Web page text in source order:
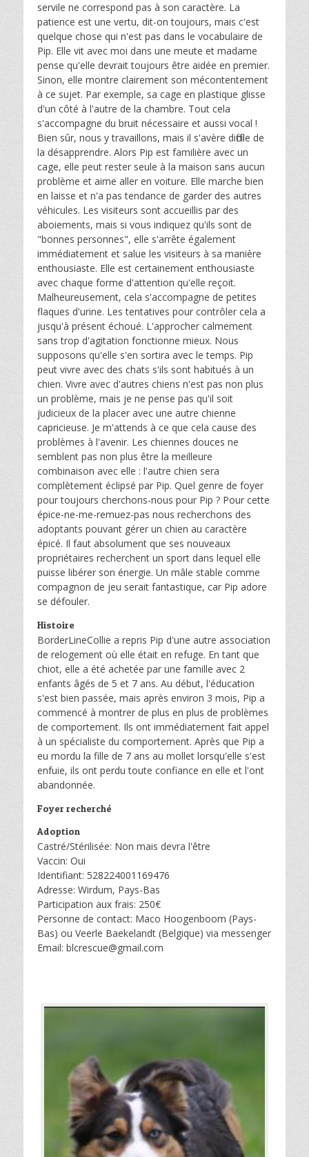
servile ne correspond pas à son caractère. La
patience est une vertu, dit-on toujours, mais c'est
quelque chose qui n'est pas dans le vocabulaire de
Pip. Elle vit avec moi dans une meute et madame
pense qu'elle devrait toujours être aidée en premier.
Sinon, elle montre clairement son mécontentement
à ce sujet. Par exemple, sa cage en plastique glisse
d'un côté à l'autre de la chambre. Tout cela
s'accompagne du bruit nécessaire et aussi vocal !
Bien sûr, nous y travaillons, mais il s'avère difficile de
la désapprendre. Alors Pip est familière avec un
cage, elle peut rester seule à la maison sans aucun
problème et aime aller en voiture. Elle marche bien
en laisse et n'a pas tendance de garder des autres
véhicules. Les visiteurs sont accueillis par des
aboiements, mais si vous indiquez qu'ils sont de
"bonnes personnes", elle s'arrête également
immédiatement et salue les visiteurs à sa manière
enthousiaste. Elle est certainement enthousiaste
avec chaque forme d'attention qu'elle reçoit.
Malheureusement, cela s'accompagne de petites
flaques d'urine. Les tentatives pour contrôler cela a
jusqu'à présent échoué. L'approcher calmement
sans trop d'agitation fonctionne mieux. Nous
supposons qu'elle s'en sortira avec le temps. Pip
peut vivre avec des chats s'ils sont habitués à un
chien. Vivre avec d'autres chiens n'est pas non plus
un problème, mais je ne pense pas qu'il soit
judicieux de la placer avec une autre chienne
capricieuse. Je m'attends à ce que cela cause des
problèmes à l'avenir. Les chiennes douces ne
semblent pas non plus être la meilleure
combinaison avec elle : l'autre chien sera
complètement éclipsé par Pip. Quel genre de foyer
pour toujours cherchons-nous pour Pip ? Pour cette
épice-ne-me-remuez-pas nous recherchons des
adoptants pouvant gérer un chien au caractère
épicé. Il faut absolument que ses nouveaux
propriétaires recherchent un sport dans lequel elle
puisse libérer son énergie. Un mâle stable comme
compagnon de jeu serait fantastique, car Pip adore
se défouler.
Histoire
BorderLineCollie a repris Pip d'une autre association
de relogement où elle était en refuge. En tant que
chiot, elle a été achetée par une famille avec 2
enfants âgés de 5 et 7 ans. Au début, l'éducation
s'est bien passée, mais après environ 3 mois, Pip a
commencé à montrer de plus en plus de problèmes
de comportement. Ils ont immédiatement fait appel
à un spécialiste du comportement. Après que Pip a
eu mordu la fille de 7 ans au mollet lorsqu'elle s'est
enfuie, ils ont perdu toute confiance en elle et l'ont
abandonnée.
Foyer recherché
Adoption
Castré/Stérilisée: Non mais devra l'être
Vaccin: Oui
Identifiant: 528224001169476
Adresse: Wirdum, Pays-Bas
Participation aux frais: 250€
Personne de contact: Maco Hoogenboom (Pays-
Bas) ou Veerle Baekelandt (Belgique) via messenger
Email: blcrescue@gmail.com